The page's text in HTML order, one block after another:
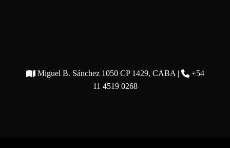
Miguel B. Sánchez 1050 CP 1429, CABA |
+54
11 4519 0268